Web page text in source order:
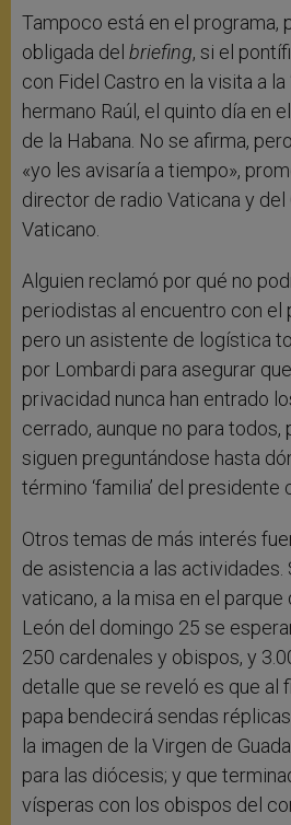
Tampoco está en el programa,
obligada del briefing, si el
con Fidel Castro en la visita a la
hermano Raúl, el quinto día en
de la Habana. No se afirma,
«yo les avisaría a tiempo»,
director de radio Vaticana y
Vaticano.
Alguien reclamó por qué no
periodistas al encuentro con el
pero un asistente de logística
por Lombardi para asegurar
privacidad nunca han entrado
cerrado, aunque no para todos,
siguen preguntándose hasta
término ‘familia’ del presidente
Otros temas de más interés
de asistencia a las actividades.
vaticano, a la misa en el
León del domingo 25 se
250 cardenales y obispos, y
detalle que se reveló es que al
papa bendecirá sendas
la imagen de la Virgen de
para las diócesis; y que
vísperas con los obispos del